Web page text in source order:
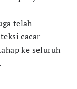
telah
cacar
ke seluruh